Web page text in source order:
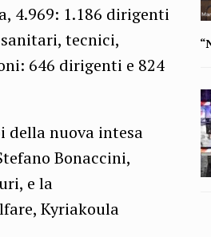
4.969: 1.186 dirigenti
tecnici,
646 dirigenti e 824
nuova intesa
Bonaccini,
e la
Kyriakoula